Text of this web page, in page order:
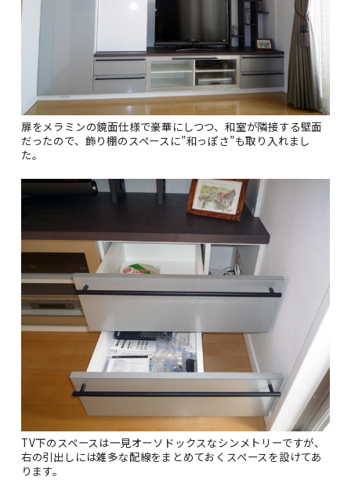
扉をメラミンの鏡面仕様で豪華にしつつ、和室が隣接する壁面
だったので、飾り棚のスペースに”和っぽさ”も取り入れまし
た。
TV下のスペースは一見オーソドックスなシンメトリーですが、
右の引出しには雑多な配線をまとめておくスペースを設けてあ
ります。